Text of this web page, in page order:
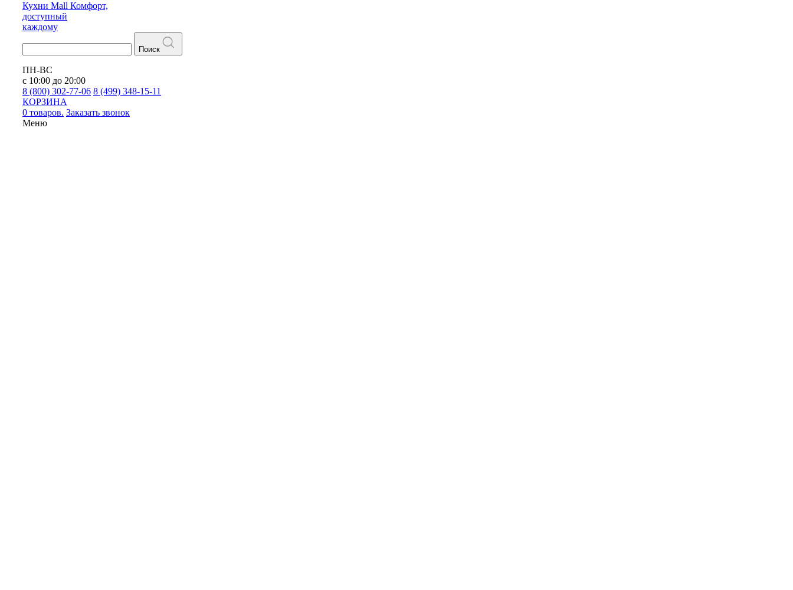
Кухни Mall Комфорт,
доступный
каждому
Поиск
ПН-ВС
с 10:00 до 20:00
8 (800) 302-77-06 8 (499) 348-15-11
КОРЗИНА
0 товаров. Заказать звонок
Меню